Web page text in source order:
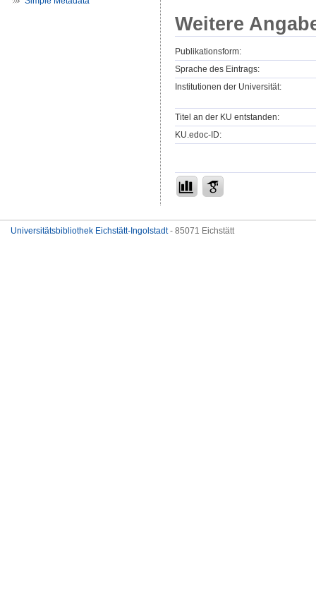
Weitere
Publikationsform:
Sprache des Eintrags:
Institutionen der Universität:
Titel an der KU entstanden:
KU.edoc-ID:
Universitätsbibliothek Eichstätt-Ingolstadt- 85071 Eichstätt